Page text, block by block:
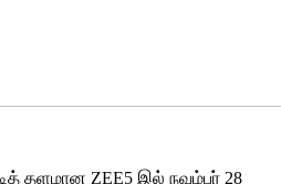
தளமான ZEE5 இல் நவம்பர் 28